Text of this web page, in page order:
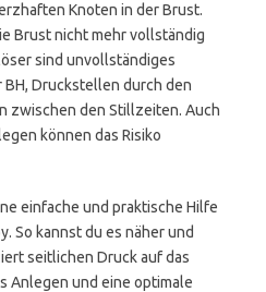
Knoten in der Brust.
Brust nicht mehr vollständig
sind unvollständiges
Druckstellen durch den
zwischen den Stillzeiten. Auch
können das Risiko
einfache und praktische Hilfe
So kannst du es näher und
seitlichen Druck auf das
Anlegen und eine optimale